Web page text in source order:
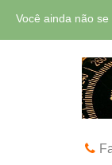
Você ainda não
Português -